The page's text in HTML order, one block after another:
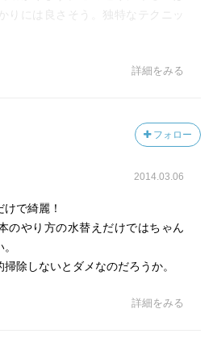
りには良さそう。独特なテクニッ
詳細をみる
フォロー
2014.03.06
で綺麗！
のやり方の水替えだけではちゃん
除しないとダメなのだろうか。
詳細をみる